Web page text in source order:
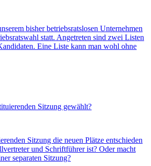
bisher betriebsratslosen Unternehmen
statt. Angetreten sind zwei Listen
Eine Liste kann man wohl ohne
Sitzung gewählt?
Sitzung die neuen Plätze entschieden
und Schriftführer ist? Oder macht
separaten Sitzung?